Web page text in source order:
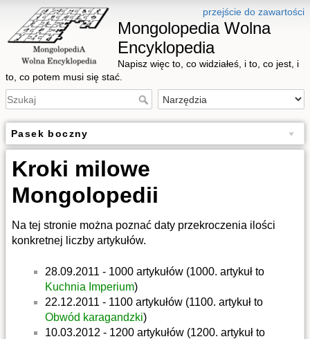
przejście do zawartości
Mongolopedia Wolna
Encyklopedia
Napisz więc to, co widziałeś, i to, co jest, i
to, co potem musi się stać.
Pasek boczny
Kroki milowe
Mongolopedii
Na tej stronie można poznać daty przekroczenia ilości
konkretnej liczby artykułów.
28.09.2011 - 1000 artykułów (1000. artykuł to
Kuchnia Imperium)
22.12.2011 - 1100 artykułów (1100. artykuł to
Obwód karagandzki)
10.03.2012 - 1200 artykułów (1200. artykuł to